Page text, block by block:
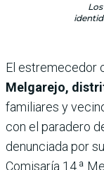
El estremecedor
Melgarejo,
familiares y
con el paradero
denunciada por
Comisaría 14.ª